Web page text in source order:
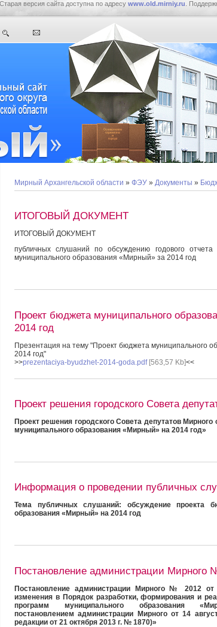
Старая версия сайта доступна по адресу www.old.mirniy.ru .
Мирный Архангельской области » ФЭУ » Документы »
ИТОГОВЫЙ ДОКУМЕНТ
ИТОГОВЫЙ ДОКУМЕНТ
публичных слушаний по обсуждению годового
муниципального образования «Мирный» за 2014 год
Проект бюджета муниципального
2014 год
Презентация на тему "Проект бюджета муниципального
2014 год"
>>prezentaciya-byudzhet-2014-goda.pdf[563,57 Kb]<<
Проект решения городского Совета
Проект решения городского Совета депутатов
муниципального образования «Мирный» на 2014 год»
Информация о проведении публичных
Тема публичных слушаний: обсуждение проекта
образования «Мирный» на 2014 год
Постановление администрации Мирного
Постановление администрации Мирного № 2012 от
изменения в Порядок разработки, формирования и
программ муниципального образования
постановлением администрации Мирного от 14
редакции от 21 октября 2013 г. № 1870)»